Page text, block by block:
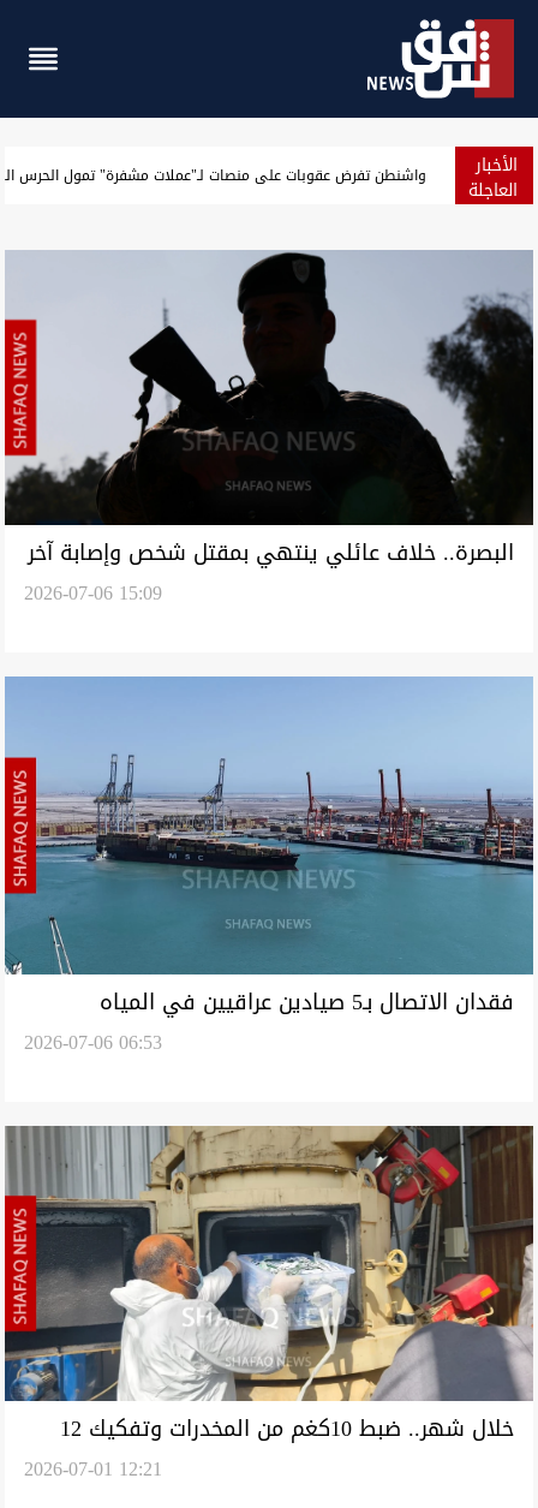
الأخبار
العاجلة الجيش الأميركي يعلن حصيلة جديدة لنتائج حصار إيران
البصرة.. خلاف عائلي ينتهي بمقتل شخص وإصابة آخر
2026-07-06 15:09
فقدان الاتصال بـ5 صيادين عراقيين في المياه
2026-07-06 06:53
خلال شهر.. ضبط 10كغم من المخدرات وتفكيك 12
2026-07-01 12:21